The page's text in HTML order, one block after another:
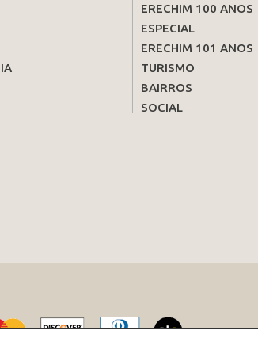
ERECHIM 100 ANOS
ESPECIAL
ERECHIM 101 ANOS
TURISMO
BAIRROS
SOCIAL